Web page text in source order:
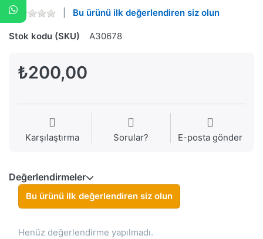
Bu ürünü ilk değerlendiren siz olun
Stok kodu (SKU) A30678
₺200,00
Karşılaştırma Sorular? E-posta gönder
Değerlendirmeler
Bu ürünü ilk değerlendiren siz olun
Henüz değerlendirme yapılmadı.